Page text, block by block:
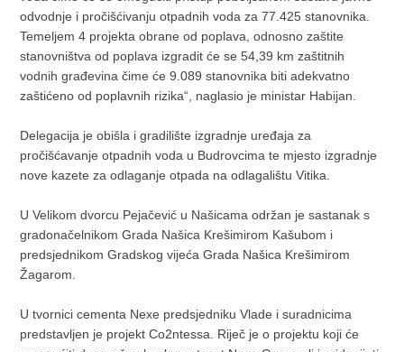
odvodnje i pročišćivanju otpadnih voda za 77.425 stanovnika.
Temeljem 4 projekta obrane od poplava, odnosno zaštite
stanovništva od poplava izgradit će se 54,39 km zaštitnih
vodnih građevina čime će 9.089 stanovnika biti adekvatno
zaštićeno od poplavnih rizika“, naglasio je ministar Habijan.
Delegacija je obišla i gradilište izgradnje uređaja za
pročišćavanje otpadnih voda u Budrovcima te mjesto izgradnje
nove kazete za odlaganje otpada na odlagalištu Vitika.
U Velikom dvorcu Pejačević u Našicama održan je sastanak s
gradonačelnikom Grada Našica Krešimirom Kašubom i
predsjednikom Gradskog vijeća Grada Našica Krešimirom
Žagarom.
U tvornici cementa Nexe predsjedniku Vlade i suradnicima
predstavljen je projekt Co2ntessa. Riječ je o projektu koji će